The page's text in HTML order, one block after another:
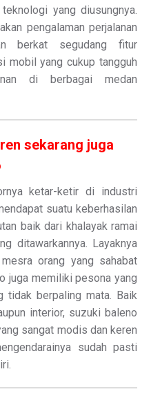
yang diusungnya.
pengalaman perjalanan
berkat segudang fitur
mobil yang cukup tangguh
di berbagai medan
sekarang juga
ketar-ketir di industri
suatu keberhasilan
baik dari khalayak ramai
ditawarkannya. Layaknya
orang yang sahabat
juga memiliki pesona yang
tidak berpaling mata. Baik
interior, suzuki baleno
sangat modis dan keren
sudah pasti